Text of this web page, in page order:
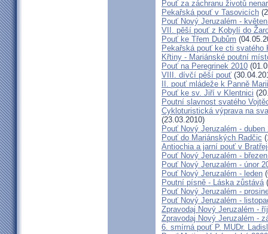
Pouť za záchranu životů
Pekařská pouť v Tasovicích
Pouť Nový Jeruzalém -
VII. pěší pouť z Kobylí do
Pouť ke Třem Dubům
Pekařská pouť ke cti svatého
Křtiny - Mariánské poutní
Pouť na Peregrinek 2010
VIII. dívčí pěší pouť
II. pouť mládeže k Panně
Pouť ke sv. Jiří v Klentnici
Poutní slavnost svatého
Cykloturistická výprava na
(23.03.2010)
Pouť Nový Jeruzalém - duben
Pouť do Mariánských Radčic
Antiochia a jarní pouť v
Pouť Nový Jeruzalém -
Pouť Nový Jeruzalém - únor
Pouť Nový Jeruzalém - leden
Poutní písně - Láska zůstává
Pouť Nový Jeruzalém -
Pouť Nový Jeruzalém -
Zpravodaj Nový Jeruzalém -
Zpravodaj Nový Jeruzalém -
6. smírná pouť P. MUDr.